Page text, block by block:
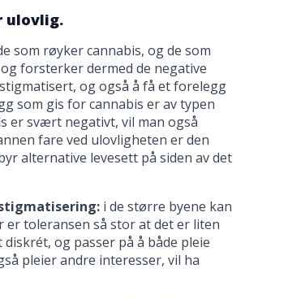
ulovlig.
som røyker cannabis, og de som
forsterker dermed de negative
og også å få et forelegg
som gis for cannabis er av typen
er svært negativt, vil man også
fare ved ulovligheten er den
alternative levesett på siden av det
i de større byene kan
toleransen så stor at det er liten
og passer på å både pleie
pleier andre interesser, vil ha